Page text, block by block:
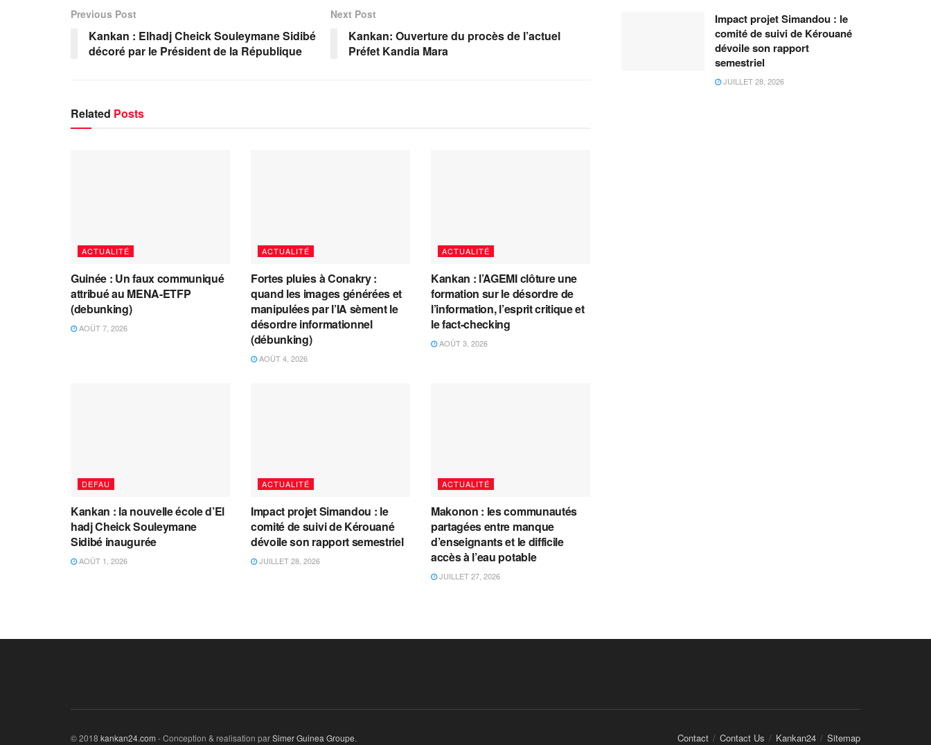
Previous Post
Kankan : Elhadj Cheick Souleymane Sidibé
décoré par le Président de la République
Next Post
Kankan: Ouverture du procès de l’actuel
Préfet Kandia Mara
Related Posts
ACTUALITÉ
Guinée : Un faux communiqué
attribué au MENA-ETFP
(debunking)
AOÛT 7, 2026
ACTUALITÉ
Fortes pluies à Conakry :
quand les images générées et
manipulées par l’IA sèment le
désordre informationnel
(débunking)
AOÛT 4, 2026
ACTUALITÉ
Kankan : l’AGEMI clôture une
formation sur le désordre de
l’information, l’esprit critique et
le fact-checking
AOÛT 3, 2026
DEFAU
Kankan : la nouvelle école d’El
hadj Cheick Souleymane
Sidibé inaugurée
AOÛT 1, 2026
ACTUALITÉ
Impact projet Simandou : le
comité de suivi de Kérouané
dévoile son rapport semestriel
JUILLET 28, 2026
ACTUALITÉ
Makonon : les communautés
partagées entre manque
d’enseignants et le difficile
accès à l’eau potable
JUILLET 27, 2026
Impact projet Simandou : le
comité de suivi de Kérouané
dévoile son rapport
semestriel
JUILLET 28, 2026
Contact Contact Us Kankan24 Sitemap
© 2018 kankan24.com - Conception & realisation parSimer Guinea Groupe.